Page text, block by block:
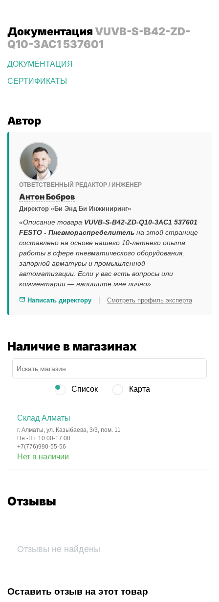
ДокументацияVUVB-S-B42-ZD-
Q10-3AC1 537601
ДОКУМЕНТАЦИЯ
СЕРТИФИКАТЫ
Автор
ОТВЕТСТВЕННЫЙ РЕДАКТОР / ИНЖЕНЕР
Антон Бобров
Директор «Би Энд Би Инжиниринг»
«Описание товара VUVB-S-B42-ZD-Q10-3AC1 537601
FESTO - Пневмораспределитель на этой странице
составлено на основе нашего 10-летнего опыта
работы в сфере пневматического оборудования,
запорной арматуры и промышленной
автоматизации. Если у вас есть вопросы или
комментарии — напишите мне лично».
Написать директору Смотреть профиль эксперта
Наличие в магазинах
Список Карта
Склад Алматы
г. Алматы, ул. Казыбаева, 3/3, пом. 11
Пн.-Пт. 10:00-17:00
+7(776)990-55-56
Нет в наличии
Отзывы
Отзывы не найдены
Оставить отзыв на этот товар